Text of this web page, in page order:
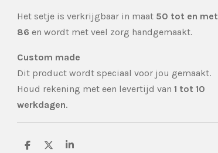
Het setje is verkrijgbaar in maat 50 tot en met
86 en wordt met veel zorg handgemaakt.
Custom made
Dit product wordt speciaal voor jou gemaakt.
Houd rekening met een levertijd van 1 tot 10
werkdagen.
D
D
S